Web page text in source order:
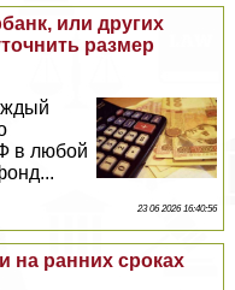
или других
размер
в любой
23 06 2026 16:40:56
на ранних сроках